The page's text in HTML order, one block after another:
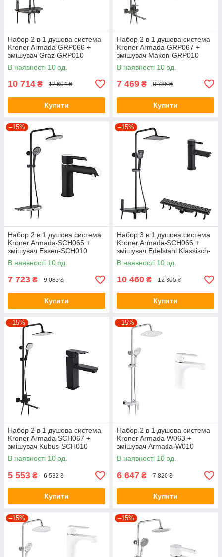
Набор 2 в 1 душова система
Kroner Armada-GRP066 +
змішувач Graz-GRP010
В наявності 10 од.
10 714 ₴ 12 604 ₴
Купити
Набор 2 в 1 душова система
Kroner Armada-GRP067 +
змішувач Makon-GRP010
В наявності 10 од.
7 469 ₴ 8 786 ₴
Купити
–15%
Набор 2 в 1 душова система
Kroner Armada-SCH065 +
змішувач Essen-SCH010
В наявності 10 од.
7 723 ₴ 9 085 ₴
Купити
–15%
Набор 3 в 1 душова система
Kroner Armada-SCH066 +
змішувач Edelstahl Klassisch-
SCH010 + трап лінійний Harz
SCH60 Sektion Schwarz
В наявності 10 од.
10 460 ₴ 12 305 ₴
Купити
–15%
Набор 2 в 1 душова система
Kroner Armada-SCH067 +
змішувач Kubus-SCH010
В наявності 10 од.
5 553 ₴ 6 532 ₴
Купити
–15%
Набор 2 в 1 душова система
Kroner Armada-W063 +
змішувач Armada-W010
В наявності 10 од.
6 647 ₴ 7 820 ₴
Купити
–15% –15%